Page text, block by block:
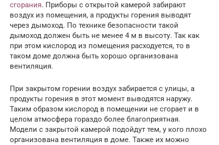
сгорания. Приборы с открытой камерой забирают
воздух из помещения, а продукты горения выводят
через дымоход. По технике безопасности такой
дымоход должен быть не менее 4 м в высоту. Так как
при этом кислород из помещения расходуется, то в
таком доме должна быть хорошо организована
вентиляция.
При закрытом горении воздух забирается с улицы, а
продукты горения в этот момент выводятся наружу.
Таким образом кислород в помещении не сгорает и в
целом атмосфера гораздо более благоприятная.
Модели с закрытой камерой подойдут тем, у кого плохо
организована вентиляция в доме. Также их можно